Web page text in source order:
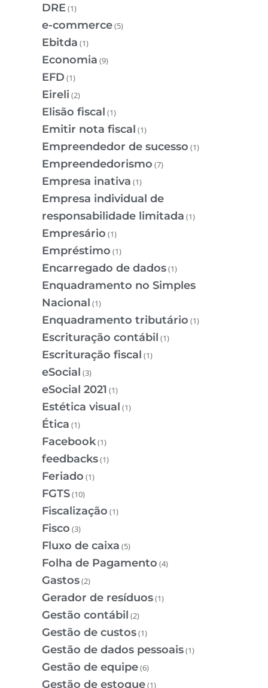
DRE(1)
e-commerce(5)
Ebitda (1)
Economia (9)
EFD (1)
Eireli (2)
Elisão fiscal (1)
Emitir nota fiscal (1)
Empreendedor de sucesso (1)
Empreendedorismo (7)
Empresa inativa (1)
Empresa individual de
responsabilidade limitada (1)
Empresário (1)
Empréstimo (1)
Encarregado de dados(1)
Enquadramento no Simples
Nacional (1)
Enquadramento tributário (1)
Escrituração contábil (1)
Escrituração fiscal (1)
eSocial (3)
eSocial 2021 (1)
Estética visual (1)
Ética (1)
Facebook(1)
feedbacks(1)
Feriado (1)
FGTS(10)
Fiscalização (1)
Fisco (3)
Fluxo de caixa (5)
Folha de Pagamento (4)
Gastos(2)
Gerador de resíduos(1)
Gestão contábil (2)
Gestão de custos(1)
Gestão de dados pessoais(1)
Gestão de equipe(6)
Gestão de estoque(1)